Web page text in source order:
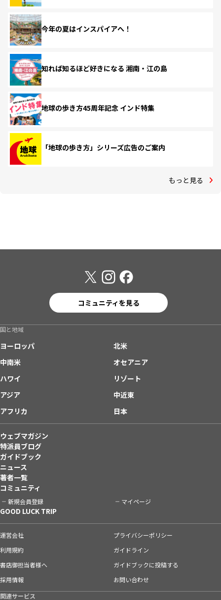
今年の夏はインスパイアへ！
知れば知るほど好きになる 湘南・江の島
地球の歩き方45周年記念 インド特集
「地球の歩き方」シリーズ広告のご案内
もっと見る
コミュニティを見る
国と地域
ヨーロッパ
北米
中南米
オセアニア
ハワイ
リゾート
アジア
中近東
アフリカ
日本
ウェブマガジン
特派員ブログ
ガイドブック
ニュース
著者一覧
コミュニティ
新規会員登録 マイページ
GOOD LUCK TRIP
運営会社
プライバシーポリシー
利用規約
ガイドライン
書店御担当者様へ
ガイドブックに投稿する
採用情報
お問い合わせ
関連サービス